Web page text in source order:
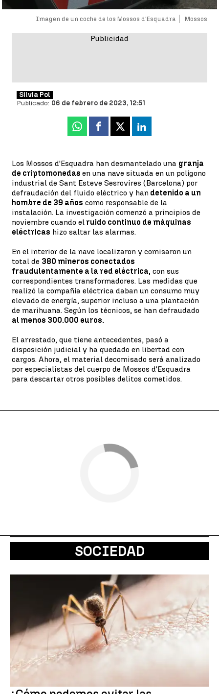
Imagen de un coche de los Mossos d'Esquadra Mossos
Silvia Pol
Publicado: 06 de febrero de 2023, 12:51
Whatsapp
Facebook
X Linkedin
Los Mossos d'Esquadra han desmantelado una granja
de criptomonedas en una nave situada en un polígono
industrial de Sant Esteve Sesrovires (Barcelona) por
defraudación del fluido eléctrico y han detenido a un
hombre de 39 años como responsable de la
instalación. La investigación comenzó a principios de
noviembre cuando el ruido continuo de máquinas
eléctricas hizo saltar las alarmas.
En el interior de la nave localizaron y comisaron un
total de 380 mineros conectados
fraudulentamente a la red eléctrica, con sus
correspondientes transformadores. Las medidas que
realizó la compañía eléctrica daban un consumo muy
elevado de energía, superior incluso a una plantación
de marihuana. Según los técnicos, se han defraudado
al menos 300.000 euros.
El arrestado, que tiene antecedentes, pasó a
disposición judicial y ha quedado en libertad con
cargos. Ahora, el material decomisado será analizado
por especialistas del cuerpo de Mossos d'Esquadra
para descartar otros posibles delitos cometidos.
SOCIEDAD